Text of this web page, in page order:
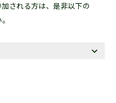
される方は、是非以下の